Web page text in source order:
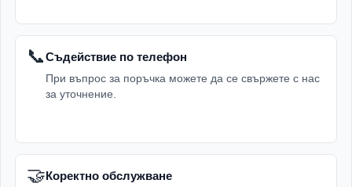
📞Съдействие по телефон
При въпрос за поръчка можете да се свържете с нас
за уточнение.
🤝 Коректно обслужване